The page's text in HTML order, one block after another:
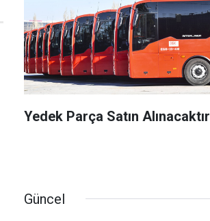
Yedek Parça Satın Alınacaktır
Güncel